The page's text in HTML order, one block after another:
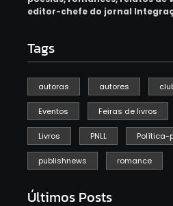
editor-chefe do jornal
Tags
autoras autores
Eventos Feiras de livros
Livros PNLL Política-
publishnews romance
Últimos Posts